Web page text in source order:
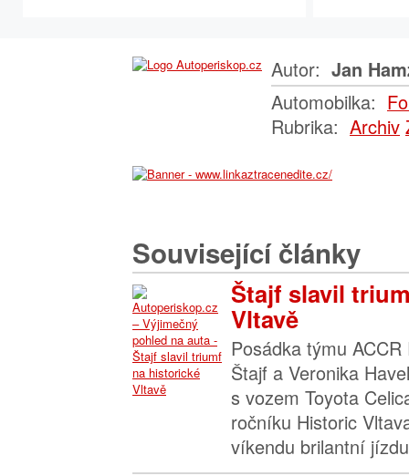
Autor: Jan
Automobilka:
Rubrika: Archiv
Související články
Štajf slavil
Vltavě
Posádka týmu
Štajf a Veronika
s vozem Toyota
ročníku Historic
víkendu brilantní